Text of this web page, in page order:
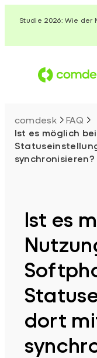
InhaltStudie 2026: Wie
comdesk
FAQ
Ist es möglich
synchronisieren?
Ist es
dort